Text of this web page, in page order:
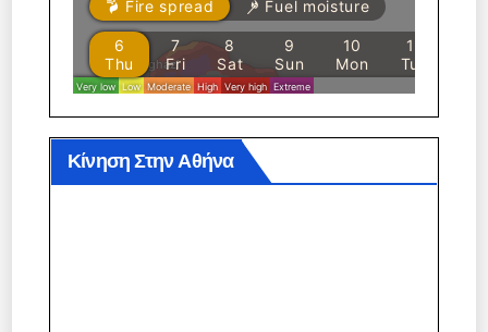
Κίνηση Στην Αθήνα